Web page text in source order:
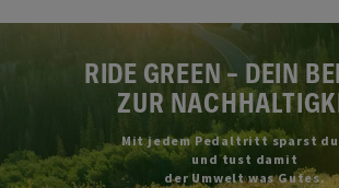
RIDE GREEN – DEIN
ZUR
Mit jedem Pedaltritt sparst du
und tust damit
der Umwelt was Gutes.